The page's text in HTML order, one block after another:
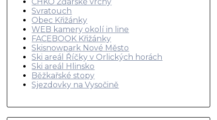
Svratouch
Obec Křižánky
WEB kamery okolí in line
FACEBOOK Křižánky
Skisnowpark Nové Město
Ski areál Říčky v Orlických horách
Ski areál Hlinsko
Běžkařské stopy
Sjezdovky na Vysočině